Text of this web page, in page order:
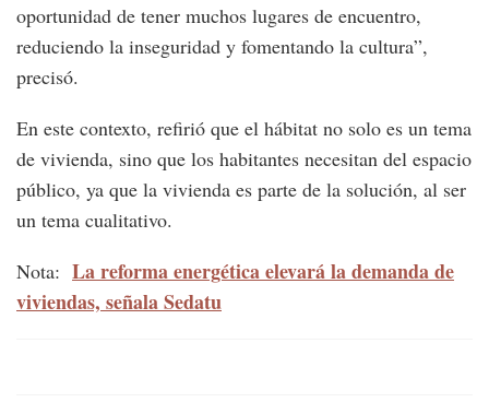
oportunidad de tener muchos lugares de encuentro,
reduciendo la inseguridad y fomentando la cultura”,
precisó.
En este contexto, refirió que el hábitat no solo es un tema
de vivienda, sino que los habitantes necesitan del espacio
público, ya que la vivienda es parte de la solución, al ser
un tema cualitativo.
Nota: La reforma energética elevará la demanda de
viviendas, señala Sedatu